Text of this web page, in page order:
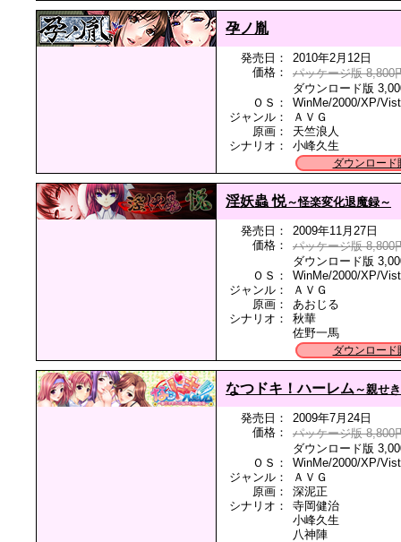
孕ノ胤
発売日：
2010年2月12日
価格：
パッケージ版 8,800
ダウンロード版
ＯＳ：
WinMe/2000/XP/
ジャンル：
ＡＶＧ
原画：
天竺浪人
シナリオ：
小峰久生
ダウンロード
淫妖蟲 悦～怪楽変化退魔録～
発売日：
2009年11月27日
価格：
パッケージ版 8,800
ダウンロード版
ＯＳ：
WinMe/2000/XP/
ジャンル：
ＡＶＧ
原画：
あおじる
シナリオ：
秋華
佐野一馬
ダウンロード
なつドキ！ハーレム ～親せ
発売日：
2009年7月24日
価格：
パッケージ版 8,800
ダウンロード版
ＯＳ：
WinMe/2000/XP/
ジャンル：
ＡＶＧ
原画：
深泥正
シナリオ：
寺岡健治
小峰久生
八神陣